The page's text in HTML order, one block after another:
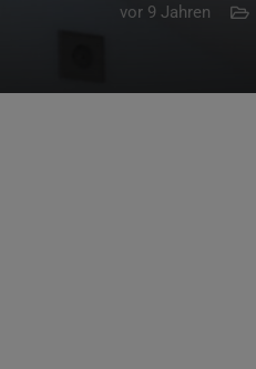
vor 9 Jahren